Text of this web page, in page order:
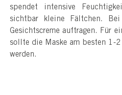
spendet intensive
sichtbar kleine Fältchen.
Gesichtscreme auftragen. Für
sollte die Maske am besten 1-2
werden.